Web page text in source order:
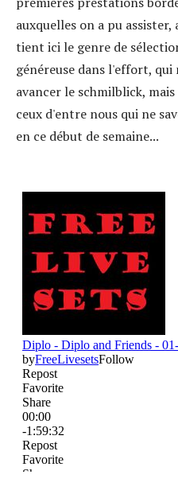
auxquelles on a pu
tient ici le genre de
généreuse dans l'effort,
avancer le schmilblick,
ceux d'entre nous qui ne
en ce début de semaine...